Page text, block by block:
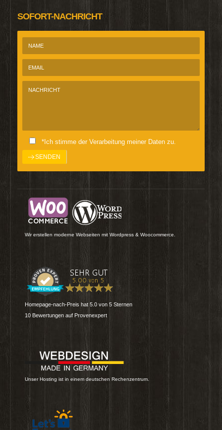
SOFORT-NACHRICHT
*Ich stimme der Verarbeitung meiner Daten zu.
Wir erstellen moderne Webseiten mit Wordpress & Woocommerce.
Homepage-nach-Preis hat 5.0 von 5 Sternen
10 Bewertungen auf Provenexpert
Unser Hosting ist in einem deutschen Rechenzentrum.